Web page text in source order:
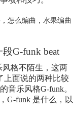
， 怎么编曲 ， 水果编曲
G-funk beat
风格不陌生，这两
上面说的两种比较
音乐风格G-funk。
G-funk 是什么，以